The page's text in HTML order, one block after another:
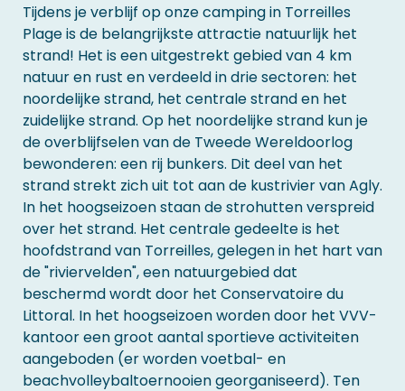
Tijdens je verblijf op onze camping in Torreilles
Plage is de belangrijkste attractie natuurlijk het
strand! Het is een uitgestrekt gebied van 4 km
natuur en rust en verdeeld in drie sectoren: het
noordelijke strand, het centrale strand en het
zuidelijke strand. Op het noordelijke strand kun je
de overblijfselen van de Tweede Wereldoorlog
bewonderen: een rij bunkers. Dit deel van het
strand strekt zich uit tot aan de kustrivier van Agly.
In het hoogseizoen staan de strohutten verspreid
over het strand. Het centrale gedeelte is het
hoofdstrand van Torreilles, gelegen in het hart van
de "riviervelden", een natuurgebied dat
beschermd wordt door het Conservatoire du
Littoral. In het hoogseizoen worden door het VVV-
kantoor een groot aantal sportieve activiteiten
aangeboden (er worden voetbal- en
beachvolleybaltoernooien georganiseerd). Ten